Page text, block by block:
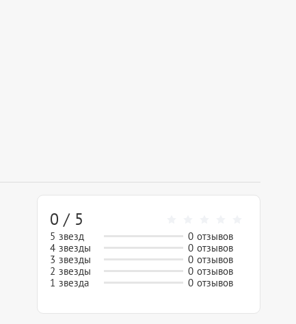
0 / 5
5 звезд
0 отзывов
4 звезды
0 отзывов
3 звезды
0 отзывов
2 звезды
0 отзывов
1 звезда
0 отзывов